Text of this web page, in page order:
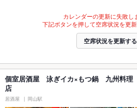
カレンダーの更新に失敗し
下記ボタンを押して空席状況を更新
空席状況を更新する
個室居酒屋 泳ぎイカ×もつ鍋 九州料
店
居酒屋 岡山駅